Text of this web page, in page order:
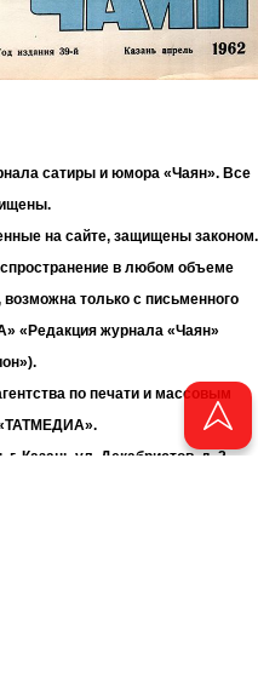
сатиры и юмора «Чаян». Все
на сайте, защищены законом.
в любом объеме
только с письменного
«Редакция журнала «Чаян»
по печати и массовым
Казань ул. Декабристов, д. 2